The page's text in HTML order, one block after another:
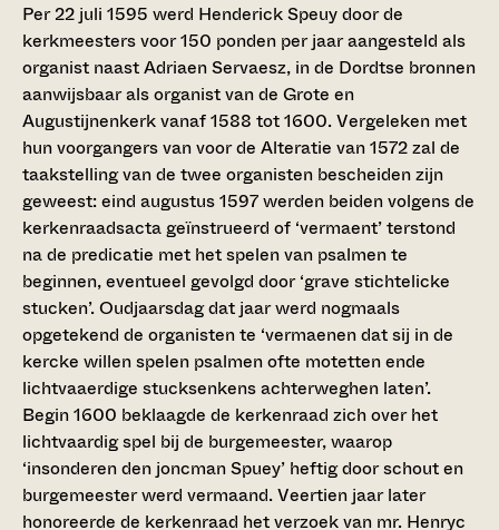
Per 22 juli 1595 werd Henderick Speuy door de
kerkmeesters voor 150 ponden per jaar aangesteld als
organist naast Adriaen Servaesz, in de Dordtse bronnen
aanwijsbaar als organist van de Grote en
Augustijnenkerk vanaf 1588 tot 1600. Vergeleken met
hun voorgangers van voor de Alteratie van 1572 zal de
taakstelling van de twee organisten bescheiden zijn
geweest: eind augustus 1597 werden beiden volgens de
kerkenraadsacta geïnstrueerd of ‘vermaent’ terstond
na de predicatie met het spelen van psalmen te
beginnen, eventueel gevolgd door ‘grave stichtelicke
stucken’. Oudjaarsdag dat jaar werd nogmaals
opgetekend de organisten te ‘vermaenen dat sij in de
kercke willen spelen psalmen ofte motetten ende
lichtvaaerdige stucksenkens achterweghen laten’.
Begin 1600 beklaagde de kerkenraad zich over het
lichtvaardig spel bij de burgemeester, waarop
‘insonderen den joncman Spuey’ heftig door schout en
burgemeester werd vermaand. Veertien jaar later
honoreerde de kerkenraad het verzoek van mr. Henryc